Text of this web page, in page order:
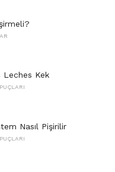
Leches Kek
Nasıl Pişirilir